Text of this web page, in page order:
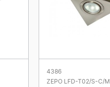
4386
ZEPO LFD-T02/S-C/M